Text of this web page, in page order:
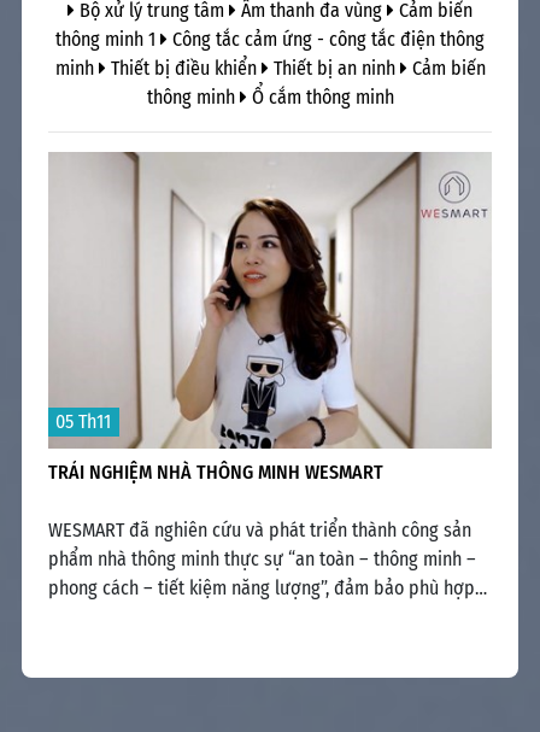
Bộ xử lý trung tâm Âm thanh đa vùng
Cảm biến
thông minh 1
Công tắc cảm ứng - công tắc điện thông
minh
Thiết bị điều khiển Thiết bị an ninh
Cảm biến
thông minh
Ổ cắm thông minh
05 Th11
TRẢI NGHIỆM NHÀ THÔNG MINH WESMART
WESMART đã nghiên cứu và phát triển thành công sản
phẩm nhà thông minh thực sự “an toàn – thông minh –
phong cách – tiết kiệm năng lượng”, đảm bảo phù hợp